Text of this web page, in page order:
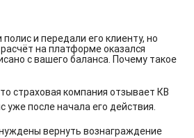
и передали его клиенту, но
на платформе оказался
с вашего баланса. Почему такое
страховая компания отзывает КВ
уже после начала его действия.
вернуть вознаграждение